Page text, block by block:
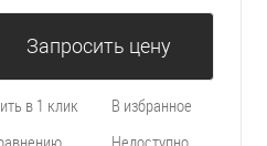
Запросить цену
в 1 клик
В избранное